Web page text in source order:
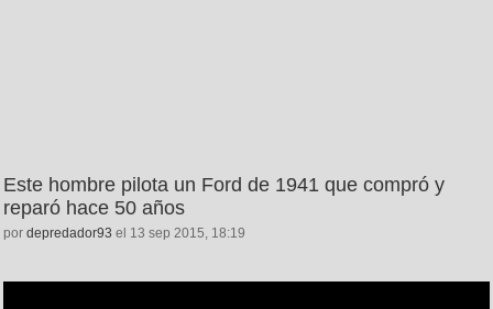
Este hombre pilota un Ford de 1941 que compró y
reparó hace 50 años
por depredador93 el 13 sep 2015, 18:19